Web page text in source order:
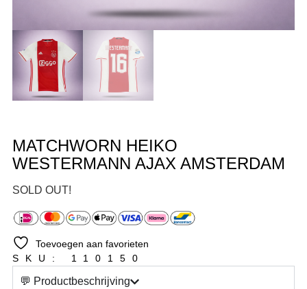
MATCHWORN HEIKO
WESTERMANN AJAX AMSTERDAM
SOLD OUT!
Toevoegen aan favorieten
SKU: 110150
💬 Productbeschrijving